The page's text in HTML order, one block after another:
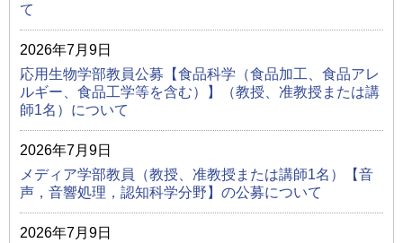
て
2026年7月9日
応用生物学部教員公募【食品科学（食品加工、食品アレ
ルギー、食品工学等を含む）】（教授、准教授または講
師1名）について
2026年7月9日
メディア学部教員（教授、准教授または講師1名）【音
声，音響処理，認知科学分野】の公募について
2026年7月9日